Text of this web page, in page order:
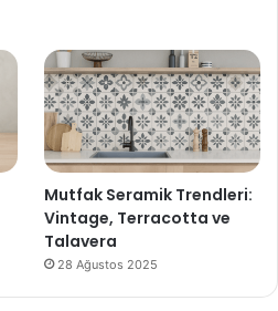
Mutfak Seramik Trendleri:
Vintage, Terracotta ve
Talavera
28 Ağustos 2025